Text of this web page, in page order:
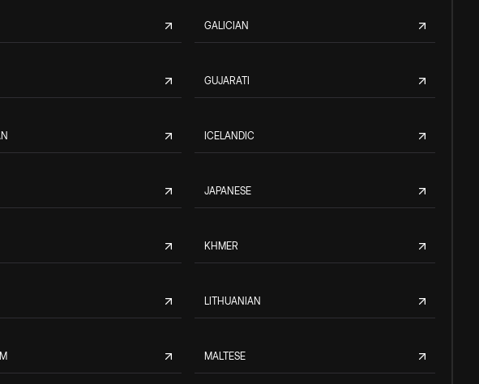
GALICIAN
GUJARATI
ICELANDIC
JAPANESE
KHMER
LITHUANIAN
MALTESE